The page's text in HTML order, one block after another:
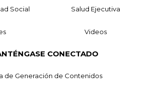
Social Salud Ejecutiva
Videos
CONECTADO
de Generación de Contenidos